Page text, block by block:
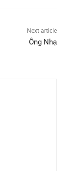
Next article
Ông Nhạ